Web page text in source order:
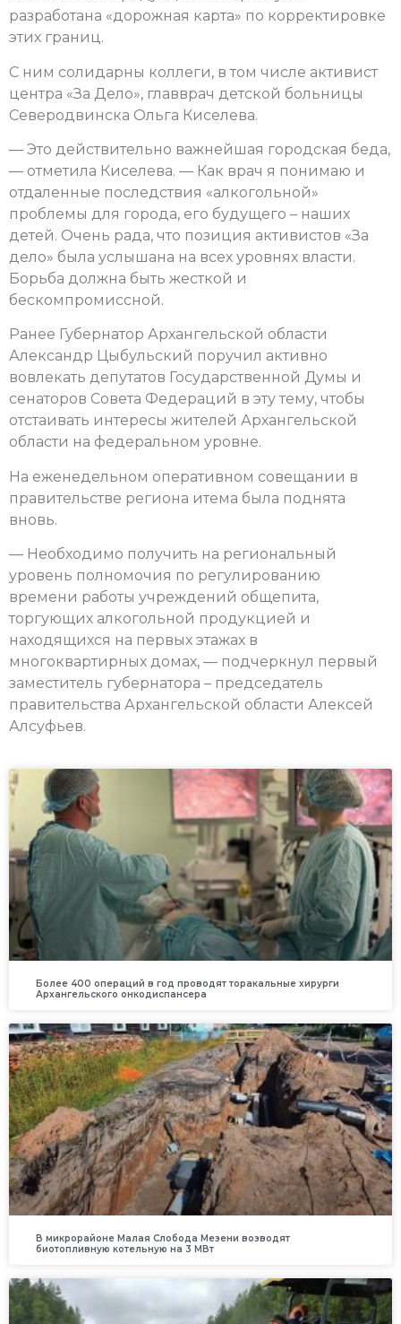
разработана «дорожная карта» по корректировке
этих границ.
С ним солидарны коллеги, в том числе активист
центра «За Дело», главврач детской больницы
Северодвинска Ольга Киселева.
— Это действительно важнейшая городская беда,
— отметила Киселева. — Как врач я понимаю и
отдаленные последствия «алкогольной»
проблемы для города, его будущего – наших
детей. Очень рада, что позиция активистов «За
дело» была услышана на всех уровнях власти.
Борьба должна быть жесткой и
бескомпромиссной.
Ранее Губернатор Архангельской области
Александр Цыбульский поручил активно
вовлекать депутатов Государственной Думы и
сенаторов Совета Федераций в эту тему, чтобы
отстаивать интересы жителей Архангельской
области на федеральном уровне.
На еженедельном оперативном совещании в
правительстве региона итема была поднята
вновь.
— Необходимо получить на региональный
уровень полномочия по регулированию
времени работы учреждений общепита,
торгующих алкогольной продукцией и
находящихся на первых этажах в
многоквартирных домах, — подчеркнул первый
заместитель губернатора – председатель
правительства Архангельской области Алексей
Алсуфьев.
Более 400 операций в год проводят торакальные хирурги
Архангельского онкодиспансера
В микрорайоне Малая Слобода Мезени возводят
биотопливную котельную на 3 МВт